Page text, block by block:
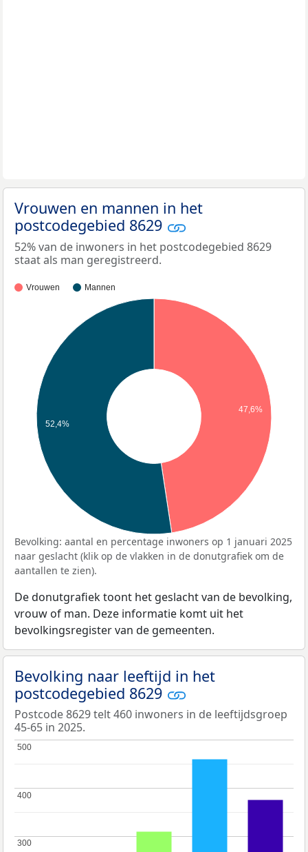
Vrouwen en mannen in het
postcodegebied 8629
52% van de inwoners in het postcodegebied 8629
staat als man geregistreerd.
Vrouwen Mannen
47,6%
52,4%
Bevolking: aantal en percentage inwoners op 1 januari 2025
naar geslacht (klik op de vlakken in de donutgrafiek om de
aantallen te zien).
De donutgrafiek toont het geslacht van de bevolking,
vrouw of man. Deze informatie komt uit het
bevolkingsregister van de gemeenten.
Bevolking naar leeftijd in het
postcodegebied 8629
Postcode 8629 telt 460 inwoners in de leeftijdsgroep
45-65 in 2025.
300
300
400
400
500
500